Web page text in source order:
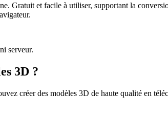
Gratuit et facile à utiliser, supportant la
serveur.
3D ?
créer des modèles 3D de haute qualité en